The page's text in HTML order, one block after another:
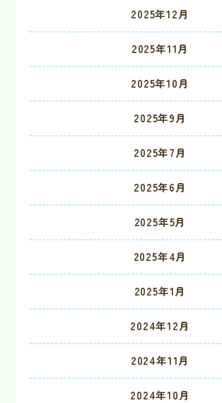
2025年12月
2025年11月
2025年10月
2025年9月
2025年7月
2025年6月
2025年5月
2025年4月
2025年1月
2024年12月
2024年11月
2024年10月